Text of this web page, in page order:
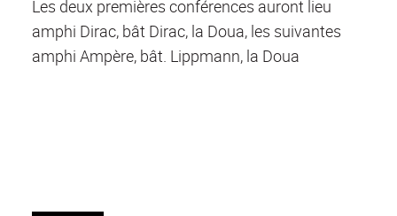
Les deux premières conférences auront lieu
amphi Dirac, bât Dirac, la Doua, les suivantes
amphi Ampère, bât. Lippmann, la Doua